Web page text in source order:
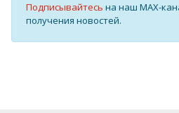
Подписывайтесь на наш MAX-
получения новостей.